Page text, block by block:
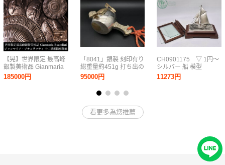
【晃】世界限定 最高峰
銀製美術品 Gianmaria
Buccellati ジャンマリ
ア・ブチェラッティ
185000円
「8041」銀製 刻印有り
総重量約451g 打ち出の
小槌 金彩 彫金 silver
sterling 銀 細密工芸 宝
尽くし 開運 縁起物 置
物 飾物 金属工芸 骨董
95000円
CH0901175 ▽ 1円～
シルバー 船 模型
STERLING 980 刻印 銀
製 ヨット ガラスケース
11273円
看更多為您推薦